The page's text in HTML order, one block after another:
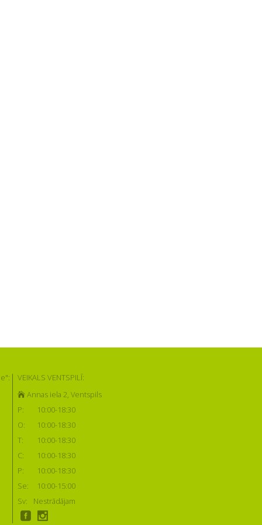
VEIKALS VENTSPILĪ:
Annas iela 2, Ventspils
P:
10:00-18:30
O:
10:00-18:30
T:
10:00-18:30
C:
10:00-18:30
P:
10:00-18:30
Se:
10:00-15:00
Sv:
Nestrādājam